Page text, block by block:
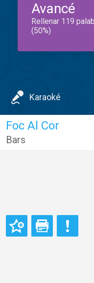
Avancé
Rellenar 119
(50%)
Karaoké
Foc Al Cor
Bars